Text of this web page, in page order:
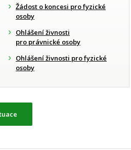
Žádost o koncesi pro fyzické
osoby
Ohlášení živnosti
pro právnické osoby
Ohlášení živnosti pro fyzické
osoby